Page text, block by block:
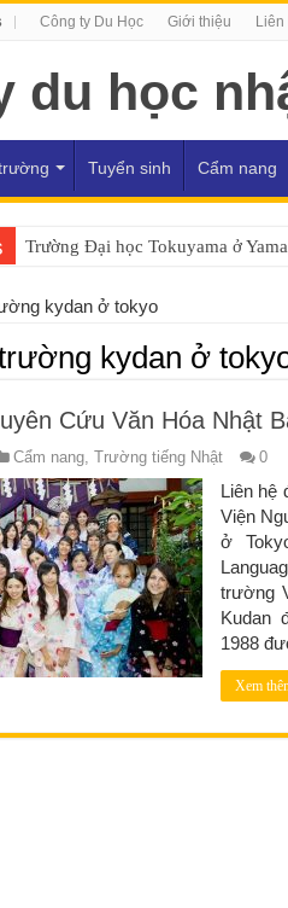
Công ty Du Học Giới thiệu Liên
Tuyển sinh Cẩm nang
Trường Đại học Tokuyama ở
kydan ở tokyo
kydan ở
Cứu Văn Hóa Nhật
Cẩm nang, Trường tiếng Nhật 0
Liên hệ
Viện
ở
trường
Kudan
1988
Xem